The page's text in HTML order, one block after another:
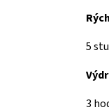
5
3